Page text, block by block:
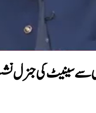
سے سینیٹ کی